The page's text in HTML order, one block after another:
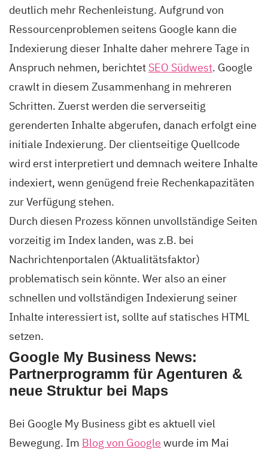
deutlich mehr Rechenleistung. Aufgrund von
Ressourcenproblemen seitens Google kann die
Indexierung dieser Inhalte daher mehrere Tage in
Anspruch nehmen, berichtet SEO Südwest. Google
crawlt in diesem Zusammenhang in mehreren
Schritten. Zuerst werden die serverseitig
gerenderten Inhalte abgerufen, danach erfolgt eine
initiale Indexierung. Der clientseitige Quellcode
wird erst interpretiert und demnach weitere Inhalte
indexiert, wenn genügend freie Rechenkapazitäten
zur Verfügung stehen.
Durch diesen Prozess können unvollständige Seiten
vorzeitig im Index landen, was z.B. bei
Nachrichtenportalen (Aktualitätsfaktor)
problematisch sein könnte. Wer also an einer
schnellen und vollständigen Indexierung seiner
Inhalte interessiert ist, sollte auf statisches HTML
setzen.
Google My Business News:
Partnerprogramm für Agenturen &
neue Struktur bei Maps
Bei Google My Business gibt es aktuell viel
Bewegung. Im Blog von Google wurde im Mai